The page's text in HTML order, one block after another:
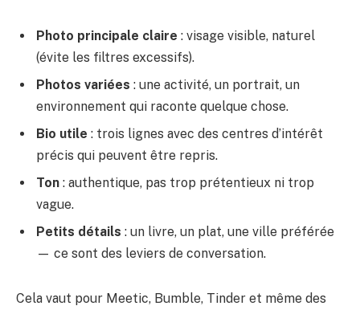
Photo principale claire : visage visible, naturel
(évite les filtres excessifs).
Photos variées : une activité, un portrait, un
environnement qui raconte quelque chose.
Bio utile : trois lignes avec des centres d’intérêt
précis qui peuvent être repris.
Ton : authentique, pas trop prétentieux ni trop
vague.
Petits détails : un livre, un plat, une ville préférée
— ce sont des leviers de conversation.
Cela vaut pour Meetic, Bumble, Tinder et même des